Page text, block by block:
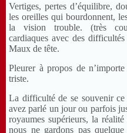
Vertiges, pertes d’équilibre,
les oreilles qui bourdonnent,
la vision trouble. (très
cardiaques avec des
Maux de tête.
Pleurer à propos de
triste.
La difficulté de se souvenir
avez parlé un jour ou parfois
royaumes supérieurs, la
nous ne gardons pas